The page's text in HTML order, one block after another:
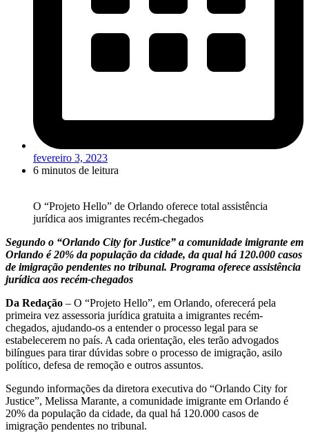
fevereiro 3, 2023
6 minutos de leitura
O “Projeto Hello” de Orlando oferece total assistência
jurídica aos imigrantes recém-chegados
Segundo o “Orlando City for Justice” a comunidade imigrante em
Orlando é 20% da população da cidade, da qual há 120.000 casos
de imigração pendentes no tribunal. Programa oferece assistência
jurídica aos recém-chegados
Da Redação – O “Projeto Hello”, em Orlando, oferecerá pela
primeira vez assessoria jurídica gratuita a imigrantes recém-
chegados, ajudando-os a entender o processo legal para se
estabelecerem no país. A cada orientação, eles terão advogados
bilíngues para tirar dúvidas sobre o processo de imigração, asilo
político, defesa de remoção e outros assuntos.
Segundo informações da diretora executiva do “Orlando City for
Justice”, Melissa Marante, a comunidade imigrante em Orlando é
20% da população da cidade, da qual há 120.000 casos de
imigração pendentes no tribunal.